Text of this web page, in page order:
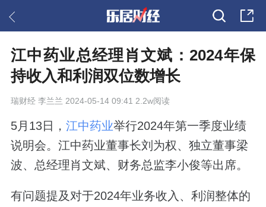
江中药业总经理肖文斌：2024年保
持收入和利润双位数增长
瑞财经李兰兰 2024-05-14 09:41 2.2w阅读
5月13日， 江中药业举行2024年第一季度业绩
说明会。江中药业董事长刘为权、独立董事梁
波、总经理肖文斌、财务总监李小俊等出席。
有问题提及对于2024年业务收入、利润整体的